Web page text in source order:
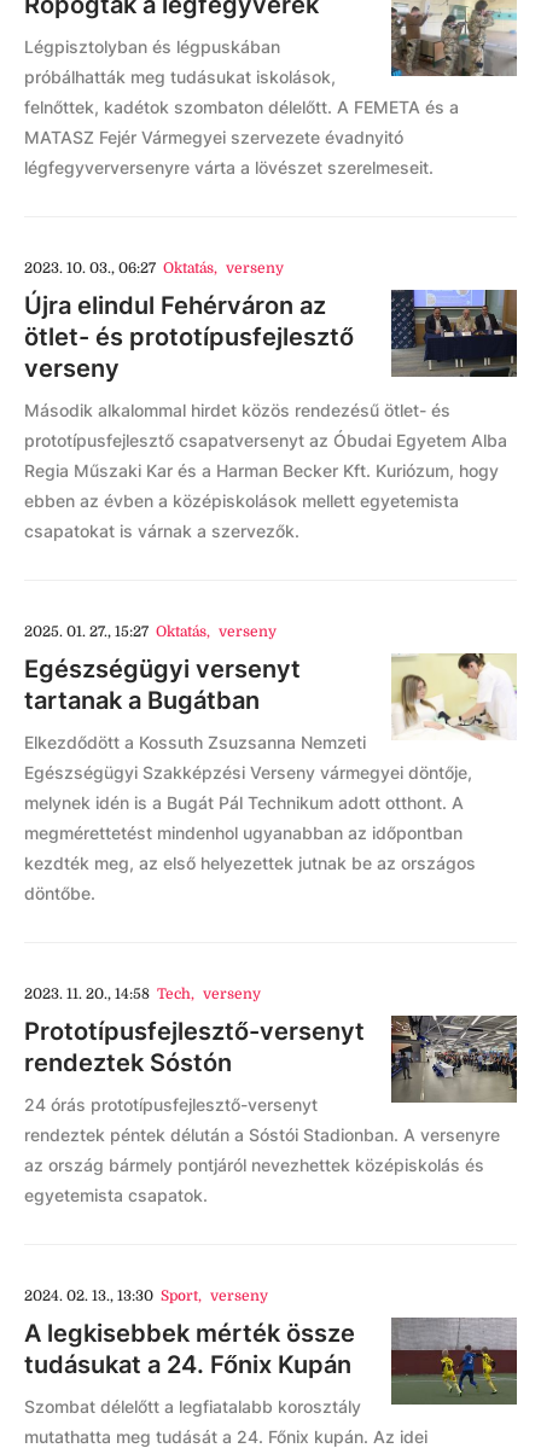
Légpisztolyban és légpuskában
próbálhatták meg tudásukat iskolások,
felnőttek, kadétok szombaton délelőtt. A FEMETA és a
MATASZ Fejér Vármegyei szervezete évadnyitó
légfegyverversenyre várta a lövészet szerelmeseit.
2023. 10. 03., 06:27 Oktatás, verseny
Újra elindul Fehérváron az
ötlet- és prototípusfejlesztő
verseny
Második alkalommal hirdet közös rendezésű ötlet- és
prototípusfejlesztő csapatversenyt az Óbudai Egyetem Alba
Regia Műszaki Kar és a Harman Becker Kft. Kuriózum, hogy
ebben az évben a középiskolások mellett egyetemista
csapatokat is várnak a szervezők.
2025. 01. 27., 15:27 Oktatás, verseny
Egészségügyi versenyt
tartanak a Bugátban
Elkezdődött a Kossuth Zsuzsanna Nemzeti
Egészségügyi Szakképzési Verseny vármegyei döntője,
melynek idén is a Bugát Pál Technikum adott otthont. A
megmérettetést mindenhol ugyanabban az időpontban
kezdték meg, az első helyezettek jutnak be az országos
döntőbe.
2023. 11. 20., 14:58 Tech, verseny
Prototípusfejlesztő-versenyt
rendeztek Sóstón
24 órás prototípusfejlesztő-versenyt
rendeztek péntek délután a Sóstói Stadionban. A versenyre
az ország bármely pontjáról nevezhettek középiskolás és
egyetemista csapatok.
2024. 02. 13., 13:30 Sport, verseny
A legkisebbek mérték össze
tudásukat a 24. Főnix Kupán
Szombat délelőtt a legfiatalabb korosztály
mutathatta meg tudását a 24. Főnix kupán. Az idei